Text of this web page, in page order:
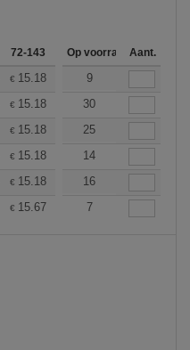
72-143 144-287 288 + Meer
Op voorraadAant.
€ 15.18 14.42
9
€ 15.18 14.42
30
€ 15.18 14.42
25
€ 15.18 14.42
14
€ 15.18 14.42
16
€ 15.67 14.46
7